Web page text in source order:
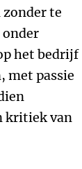
te
onder
het bedrijf
met passie
kritiek van